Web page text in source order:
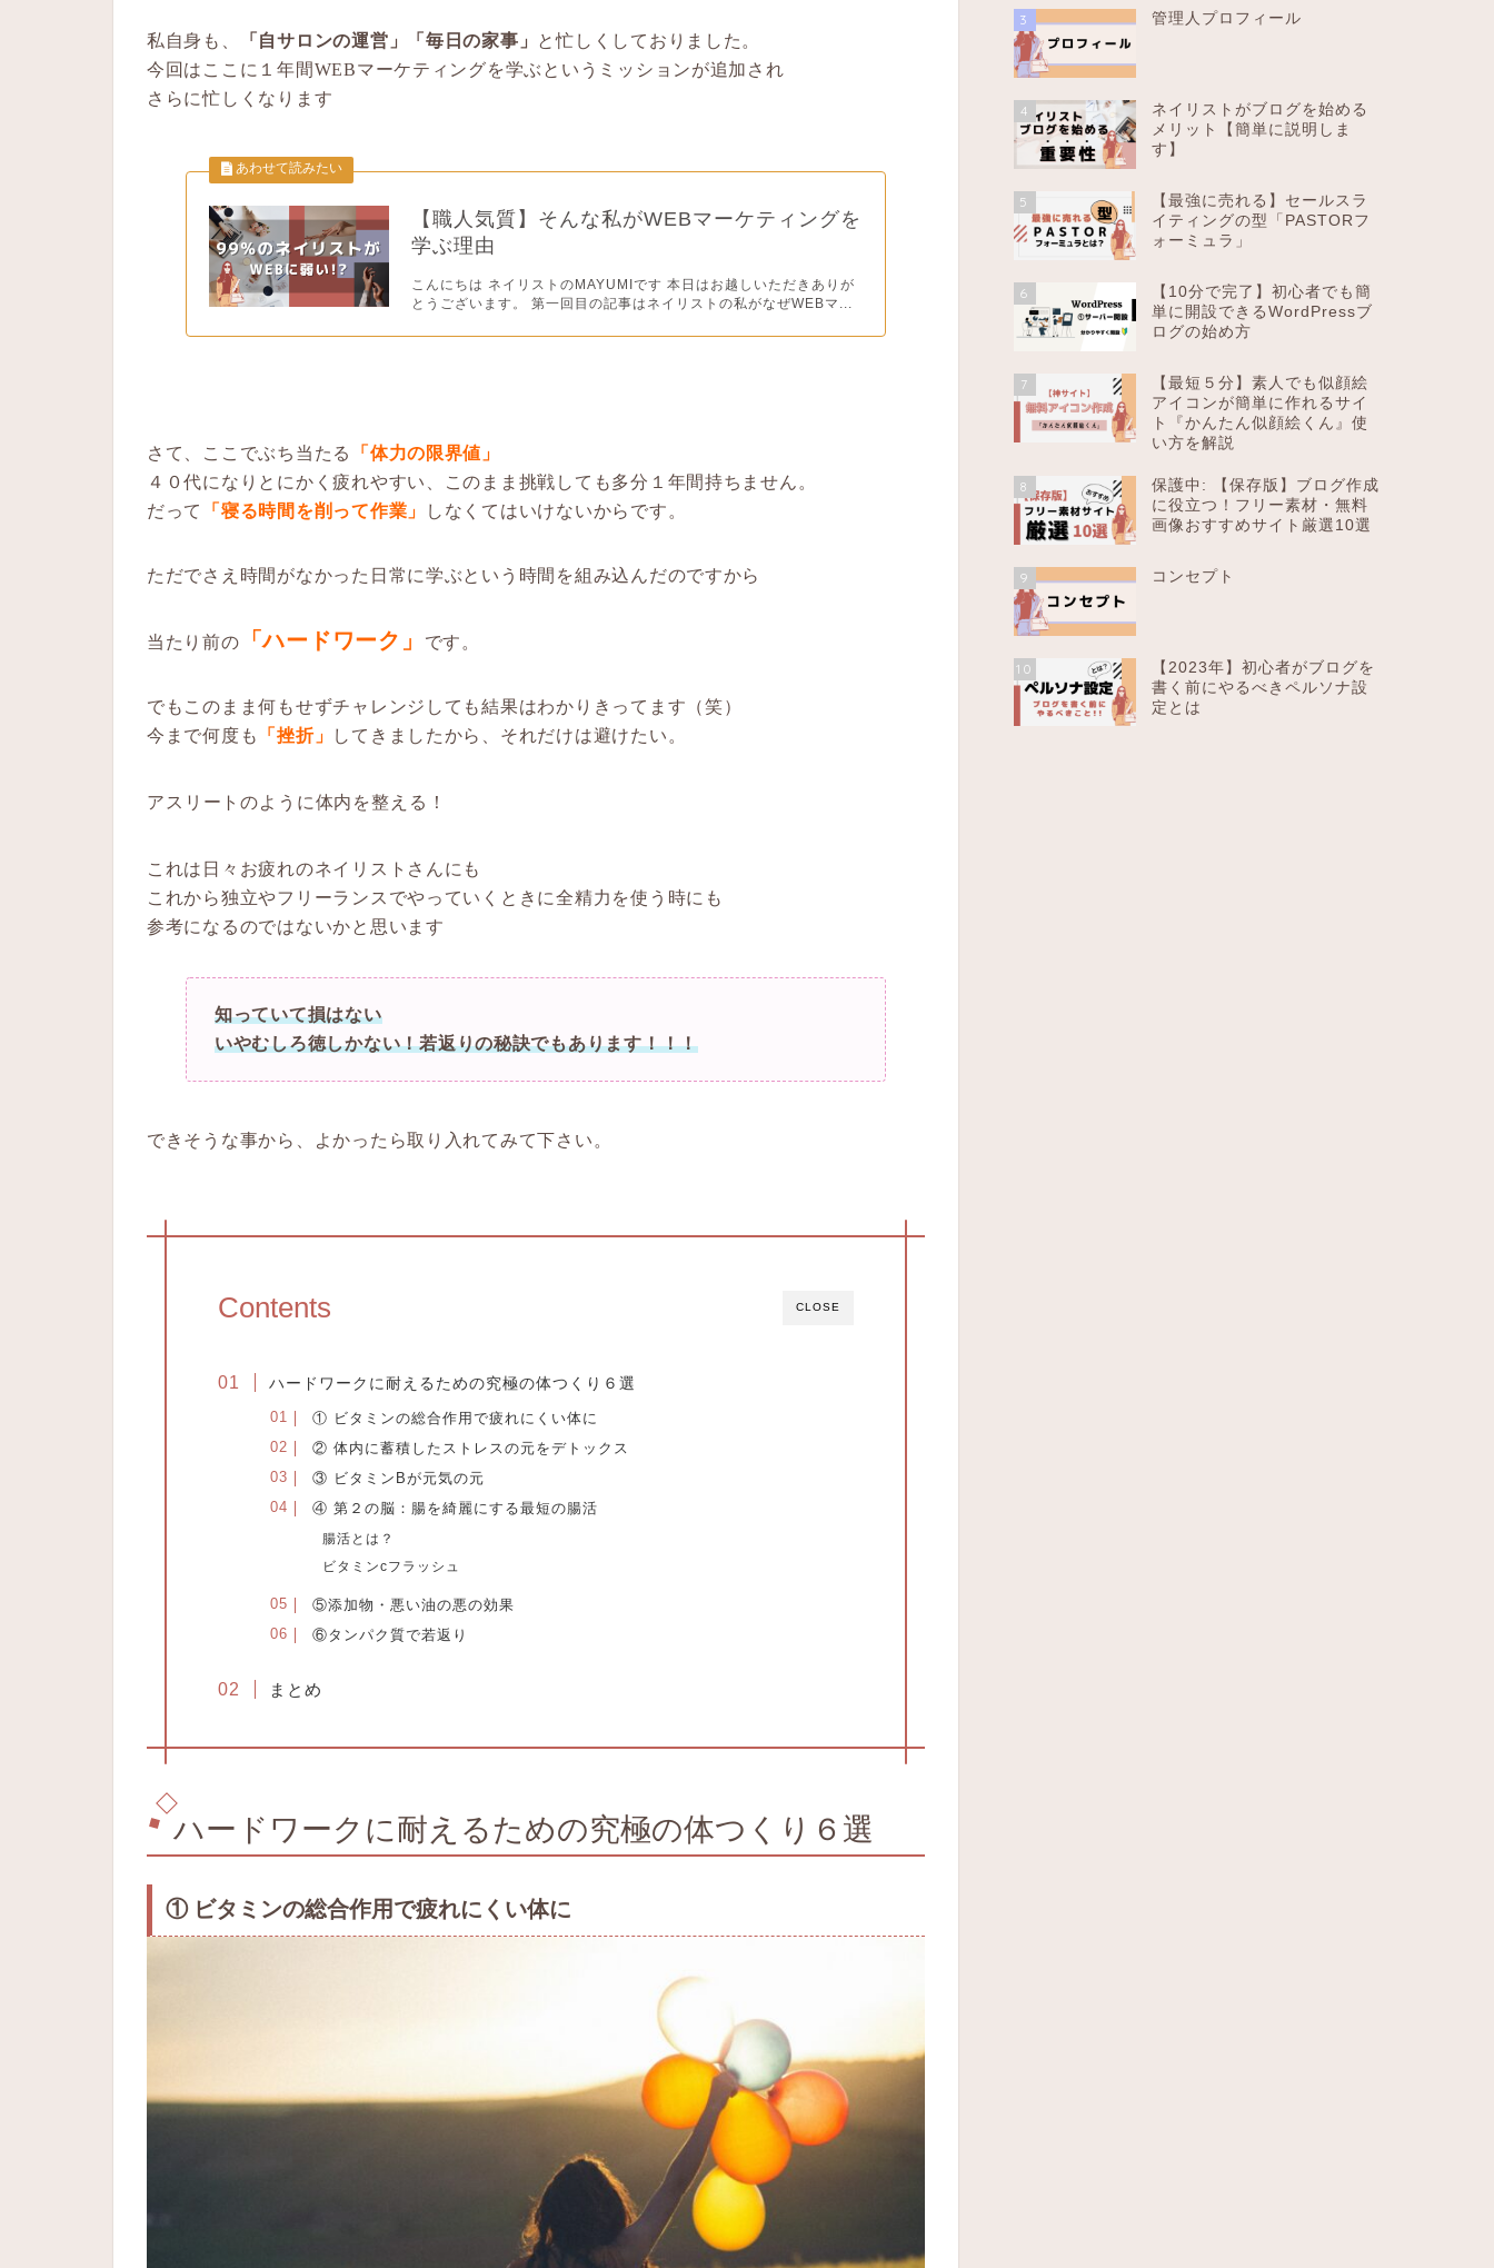
私自身も、 「自サロンの運営」「毎日の家事」 と忙しくしておりました。
今回はここに１年間WEBマーケティングを学ぶというミッションが追加され
さらに忙しくなります
【職人気質】そんな私がWEBマーケティングを
学ぶ理由
こんにちは ネイリストのMAYUMIです 本日はお越しいただきありが
とうございます。 第一回目の記事はネイリストの私がなぜWEBマ...
さて、ここでぶち当たる
「体力の限界値」
４０代になりとにかく疲れやすい、
このまま挑戦しても多分１年間持ちません。
だって
「寝る時間を削って作業」 しなくてはいけないからです。
ただでさえ時間がなかった日常に学ぶという時間を組み込んだのですから
当たり前の 「ハードワーク」 です。
でもこのまま何もせずチャレンジしても結果はわかりきってます（笑）
今まで何度も
「挫折」 してきましたから、それだけは避けたい。
アスリートのように体内を整える！
これは日々お疲れのネイリストさんにも
これから独立やフリーランスでやっていくときに全精力を使う時にも
参考になるのではないかと思います
知っていて損はない
いやむしろ徳しかない！若返りの秘訣でもあります！！！
できそうな事から、よかったら取り入れてみて下さい。
CLOSE
Contents
ハードワークに耐えるための究極の体つくり６選
① ビタミンの総合作用で疲れにくい体に
② 体内に蓄積したストレスの元をデトックス
③ ビタミンBが元気の元
④ 第２の脳：腸を綺麗にする最短の腸活
腸活とは？
ビタミンcフラッシュ
⑤添加物・悪い油の悪の効果
⑥タンパク質で若返り
まとめ
ハードワークに耐えるための究極の体つくり６選
① ビタミンの総合作用で疲れにくい体に
3 管理人プロフィール
4
ネイリストがブログを始める
メリット【簡単に説明しま
す】
5
【最強に売れる】セールスラ
イティングの型「PASTORフ
ォーミュラ」
6
【10分で完了】初心者でも簡
単に開設できるWordPressブ
ログの始め方
7
【最短５分】素人でも似顔絵
アイコンが簡単に作れるサイ
ト『かんたん似顔絵くん』使
い方を解説
8
保護中: 【保存版】ブログ作成
に役立つ！フリー素材・無料
画像おすすめサイト厳選10選
9 コンセプト
10
【2023年】初心者がブログを
書く前にやるべきペルソナ設
定とは